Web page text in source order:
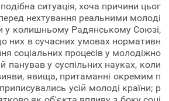
ситуація, хоча причини цьог
нехтування реальними молоді
колишньому Радянському Союзі,
них в сучасних умовах нормативн
соціальних процесів у молодіжно
панував у суспільних науках, коли
явища, притаманні окремим п
усій молоді країни; р